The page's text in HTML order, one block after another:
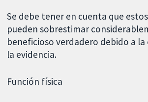
Se debe tener en cuenta que
pueden sobrestimar
beneficioso verdadero debido a la
la evidencia.
Función física